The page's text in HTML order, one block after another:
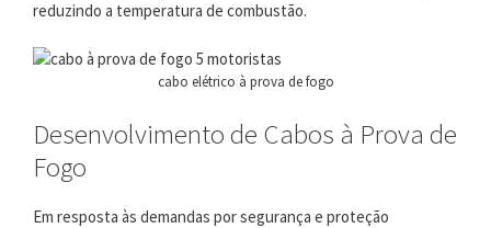
reduzindo a temperatura de combustão.
cabo elétrico à prova de fogo
Desenvolvimento de Cabos à Prova de
Fogo
Em resposta às demandas por segurança e proteção